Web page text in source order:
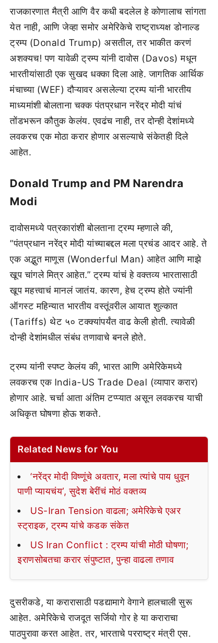
राजकारणात मैत्री आणि वैर कधी बदलेल हे कोणालाच सांगता
येत नाही, आणि जेव्हा समोर अमेरिकेचे राष्ट्राध्यक्ष डोनाल्ड
ट्रम्प (Donald Trump) असतील, तर भाकीत करणं
अशक्यच! पण यावेळी ट्रम्प यांनी दावोस (Davos) मधून
भारतीयांसाठी एक सुखद धक्का दिला आहे. जागतिक आर्थिक
मंचाच्या (WEF) दौऱ्यावर असलेल्या ट्रम्प यांनी भारतीय
माध्यमांशी बोलताना चक्क पंतप्रधान नरेंद्र मोदी यांचं
तोंडभरून कौतुक केलंय. एवढंच नाही, तर दोन्ही देशांमध्ये
लवकरच एक मोठा करार होणार असल्याचे संकेतही दिले
आहेत.
Donald Trump and PM Narendra
Modi
दावोसमध्ये पत्रकारांशी बोलताना ट्रम्प म्हणाले की,
“पंतप्रधान नरेंद्र मोदी यांच्याबद्दल मला प्रचंड आदर आहे. ते
एक अद्भुत माणूस (Wonderful Man) आहेत आणि माझे
खूप चांगले मित्र आहेत.” ट्रम्प यांचं हे वक्तव्य भारतासाठी
खूप महत्त्वाचं मानलं जातंय. कारण, हेच ट्रम्प होते ज्यांनी
ऑगस्ट महिन्यात भारतीय वस्तूंवरील आयात शुल्कात
(Tariffs) थेट ५० टक्क्यांपर्यंत वाढ केली होती. त्यावेळी
दोन्ही देशांमधील संबंध तणावाचे बनले होते.
ट्रम्प यांनी स्पष्ट केलंय की, भारत आणि अमेरिकेमध्ये
लवकरच एक India-US Trade Deal (व्यापार करार)
होणार आहे. चर्चा आता अंतिम टप्प्यात असून लवकरच याची
अधिकृत घोषणा होऊ शकते.
Related News for You
‘नरेंद्र मोदी विष्णूंचे अवतार, मला त्यांचे पाय धुवून
पाणी प्यायचंय’, सुदेश बेरींचं मोठं वक्तव्य
US-Iran Tension वाढला; अमेरिकेचे एअर
स्ट्राइक, ट्रम्प यांचे कडक संकेत
US Iran Conflict : ट्रम्प यांची मोठी घोषणा;
इराणसोबतचा करार संपुष्टात, पुन्हा वाढला तणाव
दुसरीकडे, या करारासाठी पडद्यामागे वेगाने हालचाली सुरू
आहेत. अमेरिकेचे राजदूत सर्जियो गोर हे या कराराचा
पाठपुरावा करत आहेत. तर, भारताचे परराष्ट्र मंत्री एस.